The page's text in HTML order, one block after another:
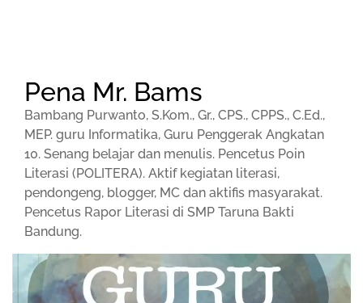
Pena Mr. Bams
Bambang Purwanto, S.Kom., Gr., CPS., CPPS., C.Ed.,
MEP. guru Informatika, Guru Penggerak Angkatan
10. Senang belajar dan menulis. Pencetus Poin
Literasi (POLITERA). Aktif kegiatan literasi,
pendongeng, blogger, MC dan aktifis masyarakat.
Pencetus Rapor Literasi di SMP Taruna Bakti
Bandung.